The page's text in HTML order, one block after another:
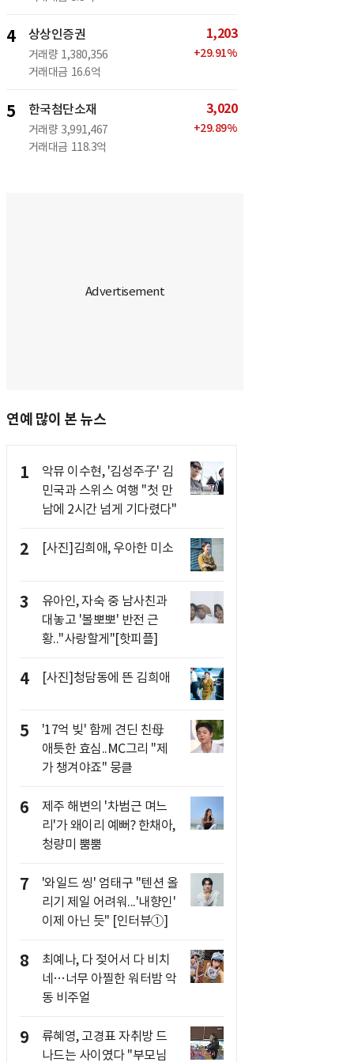
4 상상인증권
거래량 1,380,356
거래대금 16.6억
1,203
+29.91%
5 한국첨단소재
거래량 3,991,467
거래대금 118.3억
3,020
+29.89%
연예 많이 본 뉴스
1
악뮤 이수현, '김성주子' 김
민국과 스위스 여행 "첫 만
남에 2시간 넘게 기다렸다"
2 [사진]김희애, 우아한 미소
3
유아인, 자숙 중 남사친과
대놓고 '볼뽀뽀' 반전 근
황.."사랑할게"[핫피플]
4 [사진]청담동에 뜬 김희애
5
'17억 빚' 함께 견딘 친母
애틋한 효심..MC그리 "제
가 챙겨야죠" 뭉클
6
제주 해변의 '차범근 며느
리'가 왜이리 예뻐? 한채아,
청량미 뿜뿜
7
'와일드 씽' 엄태구 "텐션 올
리기 제일 어려워...'내향인'
이제 아닌 듯" [인터뷰①]
8
최예나, 다 젖어서 다 비치
네…너무 아찔한 워터밤 악
동 비주얼
9
류혜영, 고경표 자취방 드
나드는 사이였다 "부모님